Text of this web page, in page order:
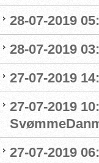
28-07-2019
28-07-2019
27-07-2019
27-07-2019
27-07-2019